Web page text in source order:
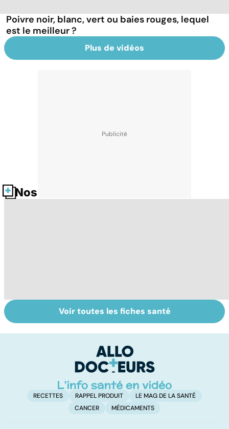
Poivre noir, blanc, vert ou baies rouges, lequel
est le meilleur ?
Plus de vidéos
Nos fiches santé
Le magnésium,
un oligo-élément
Intestin irritable :
le régime
solution ?
Voir toutes les fiches santé
RECETTES RAPPEL PRODUIT
LE MAG DE LA SANTÉ
CANCER
MÉDICAMENTS